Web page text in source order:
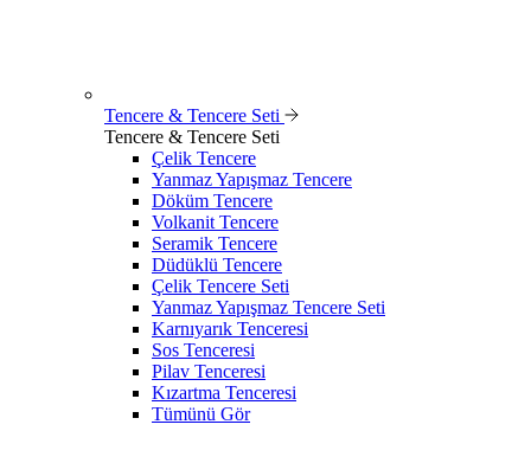
Tencere & Tencere Seti
Tencere & Tencere Seti
Çelik Tencere
Yanmaz Yapışmaz Tencere
Döküm Tencere
Volkanit Tencere
Seramik Tencere
Düdüklü Tencere
Çelik Tencere Seti
Yanmaz Yapışmaz Tencere Seti
Karnıyarık Tenceresi
Sos Tenceresi
Pilav Tenceresi
Kızartma Tenceresi
Tümünü Gör